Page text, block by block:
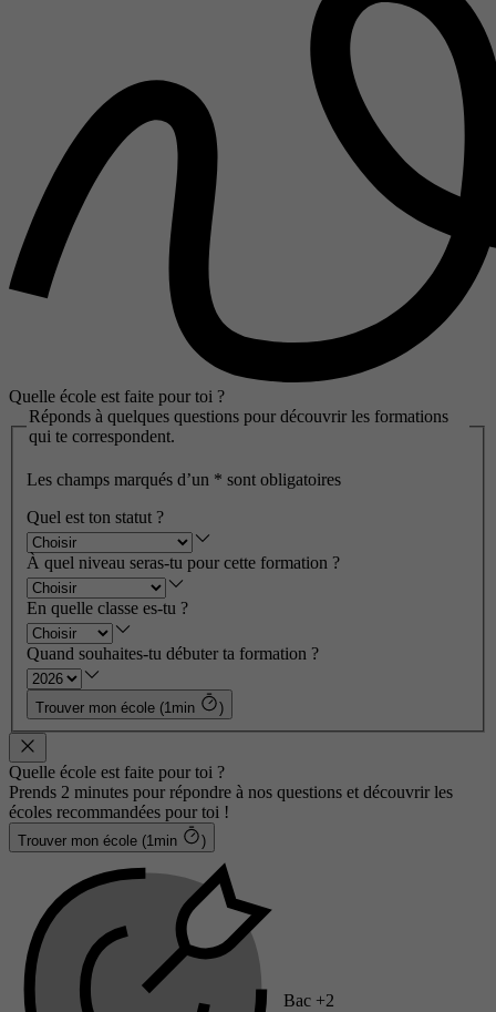
Quelle école est faite pour toi ?
Réponds à quelques questions pour découvrir les formations
qui te correspondent.
Les champs marqués d’un * sont obligatoires
Quel est ton statut ?
À quel niveau seras-tu pour cette formation ?
En quelle classe es-tu ?
Quand souhaites-tu débuter ta formation ?
Trouver mon école (1min )
Quelle école est faite pour toi ?
Prends 2 minutes pour répondre à nos questions et découvrir les
écoles recommandées pour toi !
Trouver mon école (1min )
Bac +2